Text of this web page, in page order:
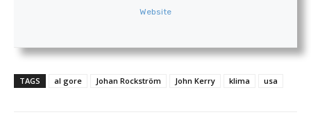
Website
TAGS al gore Johan Rockström John Kerry klima usa